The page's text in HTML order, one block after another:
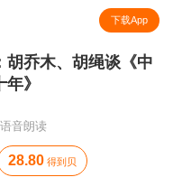
下载App
胡乔木、胡绳谈《中
》
音朗读
28.80 得到贝